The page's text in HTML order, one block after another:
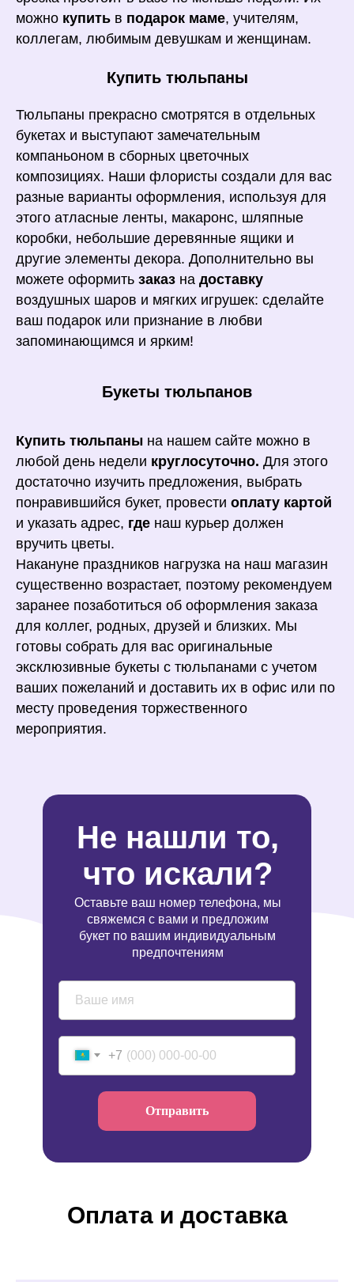
можно купить в подарок маме, учителям,
коллегам, любимым девушкам и женщинам.
Купить тюльпаны
Тюльпаны прекрасно смотрятся в отдельных
букетах и выступают замечательным
компаньоном в сборных цветочных
композициях. Наши флористы создали для вас
разные варианты оформления, используя для
этого атласные ленты, макаронс, шляпные
коробки, небольшие деревянные ящики и
другие элементы декора. Дополнительно вы
можете оформить заказ на доставку
воздушных шаров и мягких игрушек: сделайте
ваш подарок или признание в любви
запоминающимся и ярким!
Букеты тюльпанов
Купить тюльпаны на нашем сайте можно в
любой день недели круглосуточно. Для этого
достаточно изучить предложения, выбрать
понравившийся букет, провести оплату картой
и указать адрес, где наш курьер должен
вручить цветы.
Накануне праздников нагрузка на наш магазин
существенно возрастает, поэтому рекомендуем
заранее позаботиться об оформления заказа
для коллег, родных, друзей и близких. Мы
готовы собрать для вас оригинальные
эксклюзивные букеты с тюльпанами с учетом
ваших пожеланий и доставить их в офис или по
месту проведения торжественного
мероприятия.
+7
Отправить
Оставьте ваш номер телефона, мы
свяжемся с вами и предложим
букет по вашим индивидуальным
предпочтениям
Не нашли то,
что искали?
Оплата и доставка